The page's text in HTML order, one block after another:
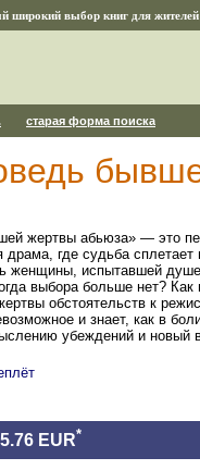
широкий выбор книг для
старая форма поиска
жертвы абьюза» — это
драма, где судьба
женщины, испытавшей
выбора больше нет?
обстоятельств к
и знает, как в
убеждений и новый
EUR*